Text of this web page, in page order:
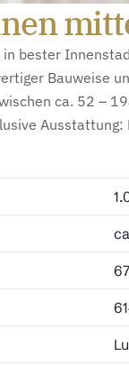
bester
Bauweise
ca. 52 –